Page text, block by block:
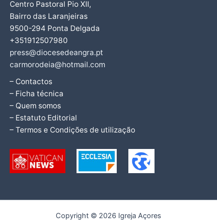
Centro Pastoral Pio XII,
Bairro das Laranjeiras
9500-294 Ponta Delgada
+351912507980
press@diocesedeangra.pt
carmorodeia@hotmail.com
– Contactos
– Ficha técnica
– Quem somos
– Estatuto Editorial
– Termos e Condições de utilização
Copyright © 2026 Igreja Açores